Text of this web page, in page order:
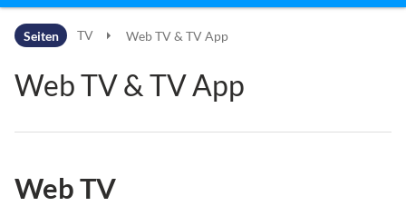
Seiten TV Web TV & TV App
Web TV & TV App
Web TV